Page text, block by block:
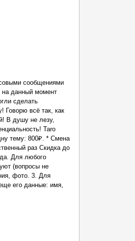
сообщениями
на данный момент
сделать
Говорю всё так, как
В душу не лезу,
Taro
тему: 800₽. * Смена
раз Скидка до
Для любого
(вопросы не
фото. 3. Для
его данные: имя,